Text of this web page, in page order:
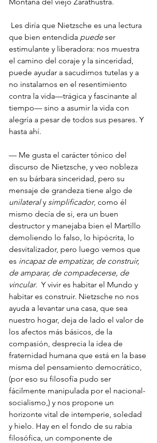
que bien entendida puede ser
estimulante y liberadora: nos muestra
el camino del coraje y la sinceridad,
puede ayudar a sacudirnos tutelas y a
no instalarnos en el resentimiento
contra la vida—trágica y fascinante al
tiempo— sino a asumir la vida con
alegría a pesar de todos sus pesares. Y
hasta ahí.
— Me gusta el carácter tónico del
discurso de Nietzsche, y veo nobleza
en su bárbara sinceridad, pero su
mensaje de grandeza tiene algo de
unilateral y simplificador, como él
mismo decía de si, era un buen
destructor y manejaba bien el Martillo
demoliendo lo falso, lo hipócrita, lo
desvitalizador, pero luego vemos que
es incapaz de empatizar, de construir,
de amparar, de compadecerse, de
vincular.  Y vivir es habitar el Mundo y
habitar es construir. Nietzsche no nos
ayuda a levantar una casa, que sea
nuestro hogar, deja de lado el valor de
los afectos más básicos, de la
compasión, desprecia la idea de
fraternidad humana que está en la base
misma del pensamiento democrático,
(por eso su filosofía pudo ser
fácilmente manipulada por el nacional-
socialismo,) y nos propone un
horizonte vital de intemperie, soledad
y hielo. Hay en el fondo de su rabia
filosófica, un componente de